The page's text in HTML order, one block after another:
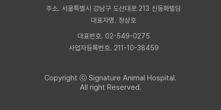
주소. 서울특별시 강남구 도산대로 213 신동화빌딩
대표자명. 정상호
대표번호. 02-549-0275
사업자등록번호. 211-10-38459
Copyright ⓒ Signature Animal Hospital.
All right Reserved.